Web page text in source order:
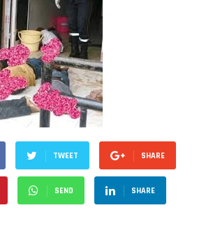
TWEET SHARE
SEND SHARE